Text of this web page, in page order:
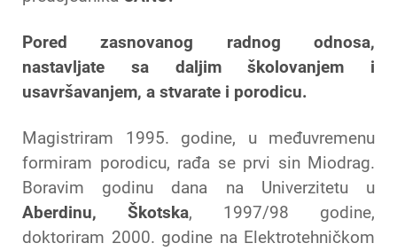
Pored zasnovanog radnog odnosa,
nastavljate sa daljim školovanjem i
usavršavanjem, a stvarate i porodicu.
Magistriram 1995. godine, u međuvremenu
formiram porodicu, rađa se prvi sin Miodrag.
Boravim godinu dana na Univerzitetu u
Aberdinu, Škotska, 1997/98 godine,
doktoriram 2000. godine na Elektrotehničkom